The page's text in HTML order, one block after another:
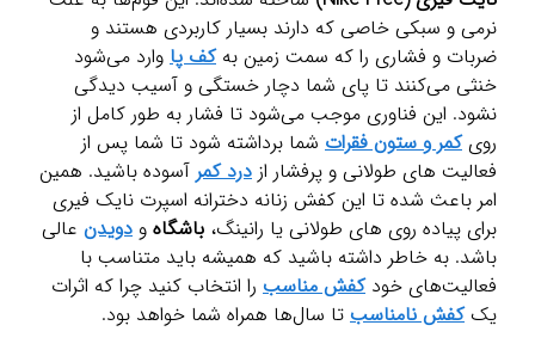
نرمی و سبکی خاصی که دارند بسیار کاربردی هستند و
ضربات و فشاری را که سمت زمین بهکف پا وارد می‌شود
خنثی می‌کنند تا پای شما دچار خستگی و آسیب دیدگی
نشود. این فناوری موجب می‌شود تا فشار به طور کامل از
رویکمر و ستون فقرات شما برداشته شود تا شما پس از
فعالیت های طولانی و پرفشار از درد کمر آسوده باشید. همین
امر باعث شده تا این کفش زنانه دخترانه اسپرت نایک فیری
برای پیاده روی های طولانی یا رانینگ، باشگاه و دویدن عالی
باشد. به خاطر داشته باشید که همیشه باید متناسب با
فعالیت‌های خودکفش مناسب را انتخاب کنید چرا که اثرات
یککفش نامناسب تا سال‌ها همراه شما خواهد بود.